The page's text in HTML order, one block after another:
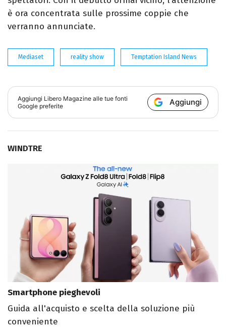
è ora concentrata sulle prossime coppie che
verranno annunciate.
Mediaset reality show Temptation Island News
Aggiungi Libero Magazine alle tue fonti
Google preferite
Aggiungi
WINDTRE
Smartphone pieghevoli
Guida all'acquisto e scelta della soluzione più
conveniente